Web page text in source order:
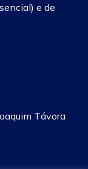
e de
Távora